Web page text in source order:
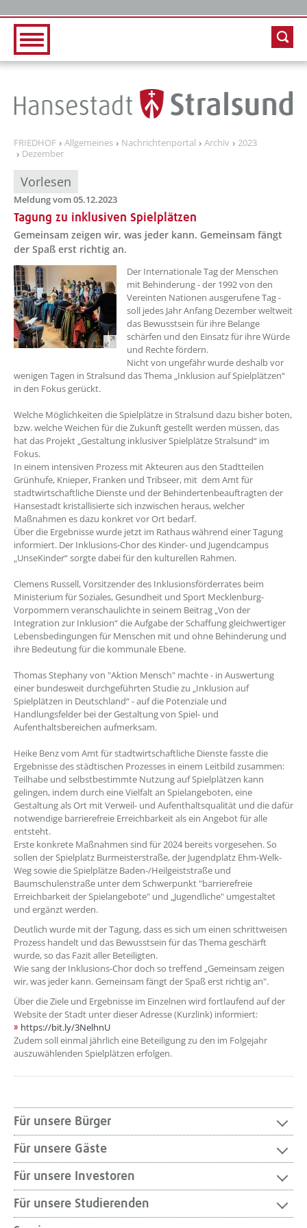
FRIEDHOF Allgemeines Nachrichtenportal Archiv
2023
Dezember
Vorlesen
Meldung vom 05.12.2023
Tagung zu inklusiven Spielplätzen
Gemeinsam zeigen wir, was jeder kann. Gemeinsam fängt
der Spaß erst richtig an.
??? absaetzeOben[1]/titel ???
Der Internationale Tag der Menschen
mit Behinderung - der 1992 von den
Vereinten Nationen ausgerufene Tag -
soll jedes Jahr Anfang Dezember weltweit
das Bewusstsein für ihre Belange
schärfen und den Einsatz für ihre Würde
und Rechte fördern.
Nicht von ungefähr wurde deshalb vor
wenigen Tagen in Stralsund das Thema „Inklusion auf Spielplätzen“
in den Fokus gerückt.
Welche Möglichkeiten die Spielplätze in Stralsund dazu bisher boten,
bzw. welche Weichen für die Zukunft gestellt werden müssen, das
hat das Projekt „Gestaltung inklusiver Spielplätze Stralsund“ im
Fokus.
In einem intensiven Prozess mit Akteuren aus den Stadtteilen
Grünhufe, Knieper, Franken und Tribseer, mit dem Amt für
stadtwirtschaftliche Dienste und der Behindertenbeauftragten der
Hansestadt kristallisierte sich inzwischen heraus, welcher
Maßnahmen es dazu konkret vor Ort bedarf.
Über die Ergebnisse wurde jetzt im Rathaus während einer Tagung
informiert. Der Inklusions-Chor des Kinder- und Jugendcampus
„UnseKinder“ sorgte dabei für den kulturellen Rahmen.
Clemens Russell, Vorsitzender des Inklusionsförderrates beim
Ministerium für Soziales, Gesundheit und Sport Mecklenburg-
Vorpommern veranschaulichte in seinem Beitrag „Von der
Integration zur Inklusion“ die Aufgabe der Schaffung gleichwertiger
Lebensbedingungen für Menschen mit und ohne Behinderung und
ihre Bedeutung für die kommunale Ebene.
Thomas Stephany von "Aktion Mensch" machte - in Auswertung
einer bundesweit durchgeführten Studie zu „Inklusion auf
Spielplätzen in Deutschland“ - auf die Potenziale und
Handlungsfelder bei der Gestaltung von Spiel- und
Aufenthaltsbereichen aufmerksam.
Heike Benz vom Amt für stadtwirtschaftliche Dienste fasste die
Ergebnisse des städtischen Prozesses in einem Leitbild zusammen:
Teilhabe und selbstbestimmte Nutzung auf Spielplätzen kann
gelingen, indem durch eine Vielfalt an Spielangeboten, eine
Gestaltung als Ort mit Verweil- und Aufenthaltsqualität und die dafür
notwendige barrierefreie Erreichbarkeit als ein Angebot für alle
entsteht.
Erste konkrete Maßnahmen sind für 2024 bereits vorgesehen. So
sollen der Spielplatz Burmeisterstraße, der Jugendplatz Ehm-Welk-
Weg sowie die Spielplätze Baden-/Heilgeiststraße und
Baumschulenstraße unter dem Schwerpunkt "barrierefreie
Erreichbarkeit der Spielangebote" und „Jugendliche" umgestaltet
und ergänzt werden.
Deutlich wurde mit der Tagung, dass es sich um einen schrittweisen
Prozess handelt und das Bewusstsein für das Thema geschärft
wurde, so das Fazit aller Beteiligten.
Wie sang der Inklusions-Chor doch so treffend „Gemeinsam zeigen
wir, was jeder kann. Gemeinsam fängt der Spaß erst richtig an".
Über die Ziele und Ergebnisse im Einzelnen wird fortlaufend auf der
Website der Stadt unter dieser Adresse (Kurzlink) informiert:
https://bit.ly/3NelhnU
Zudem soll einmal jährlich eine Beteiligung zu den im Folgejahr
auszuwählenden Spielplätzen erfolgen.
Für unsere Bürger
Für unsere Gäste
Für unsere Investoren
Für unsere Studierenden